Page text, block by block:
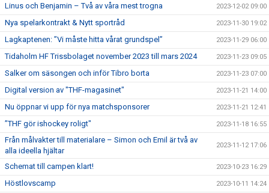
Linus och Benjamin – Två av våra mest trogna 2023-12-02 09:00
Nya spelarkontrakt & Nytt sportråd 2023-11-30 19:02
Lagkaptenen: ”Vi måste hitta vårat grundspel” 2023-11-29 06:00
Tidaholm HF Trissbolaget november 2023 till mars 2024 2023-11-23 09:05
Salker om säsongen och inför Tibro borta 2023-11-23 07:00
Digital version av "THF-magasinet" 2023-11-21 14:00
Nu öppnar vi upp för nya matchsponsorer 2023-11-21 12:41
”THF gör ishockey roligt" 2023-11-18 16:55
Från målvakter till materialare – Simon och Emil är två av
alla ideella hjältar
2023-11-12 17:06
Schemat till campen klart! 2023-10-23 16:29
Höstlovscamp 2023-10-11 14:24